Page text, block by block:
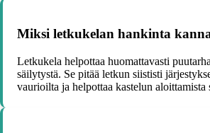
Miksi letkukelan hankinta
Letkukela helpottaa huomattavasti
säilytystä. Se pitää letkun siististi
vaurioilta ja helpottaa kastelun aloittamista